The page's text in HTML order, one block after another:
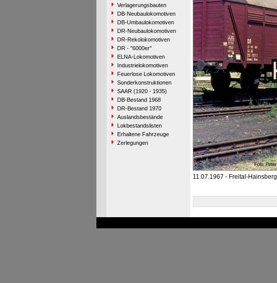
Verlagerungsbauten
DB-Neubaulokomotiven
DB-Umbaulokomotiven
DR-Neubaulokomotiven
DR-Rekolokomotiven
DR - "6000er"
ELNA-Lokomotiven
Industrielokomotiven
Feuerlose Lokomotiven
Sonderkonstruktionen
SAAR (1920 - 1935)
DB-Bestand 1968
DR-Bestand 1970
Auslandsbestände
Lokbestandslisten
Erhaltene Fahrzeuge
Zerlegungen
11.07.1967 - Freital-Hainsberg